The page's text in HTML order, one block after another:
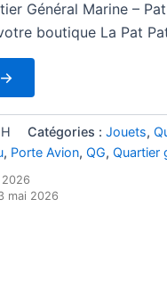
Général Marine –
boutique La Pat
→
Catégories :Jouets,
, Porte Avion,QG,Quartier
mai 2026